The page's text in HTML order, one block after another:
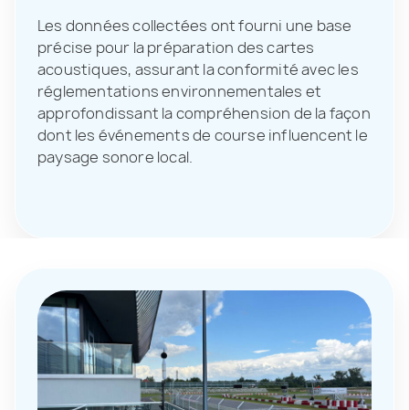
Les données collectées ont fourni une base
précise pour la préparation des cartes
acoustiques, assurant la conformité avec les
réglementations environnementales et
approfondissant la compréhension de la façon
dont les événements de course influencent le
paysage sonore local.